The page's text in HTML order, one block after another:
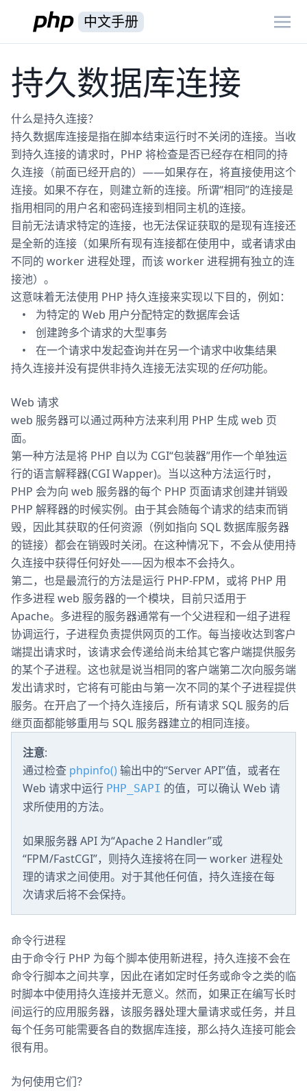
中文手册
持久数据库连接
什么是持久连接？
持久数据库连接是指在脚本结束运行时不关闭的连接。当收
到持久连接的请求时，PHP 将检查是否已经存在相同的持
久连接（前面已经开启的）——如果存在，将直接使用这个
连接。如果不存在，则建立新的连接。所谓“相同”的连接是
指用相同的用户名和密码连接到相同主机的连接。
目前无法请求特定的连接，也无法保证获取的是现有连接还
是全新的连接（如果所有现有连接都在使用中，或者请求由
不同的 worker 进程处理，而该 worker 进程拥有独立的连
接池）。
这意味着无法使用 PHP 持久连接来实现以下目的，例如：
为特定的 Web 用户分配特定的数据库会话
创建跨多个请求的大型事务
在一个请求中发起查询并在另一个请求中收集结果
持久连接并没有提供非持久连接无法实现的任何功能。
Web 请求
web 服务器可以通过两种方法来利用 PHP 生成 web 页
面。
第一种方法是将 PHP 自以为 CGI“包装器”用作一个单独运
行的语言解释器(CGI Wapper)。当以这种方法运行时，
PHP 会为向 web 服务器的每个 PHP 页面请求创建并销毁
PHP 解释器的时候实例。由于其会随每个请求的结束而销
毁，因此其获取的任何资源（例如指向 SQL 数据库服务器
的链接）都会在销毁时关闭。在这种情况下，不会从使用持
久连接中获得任何好处——因为根本不会持久。
第二，也是最流行的方法是运行 PHP-FPM，或将 PHP 用
作多进程 web 服务器的一个模块，目前只适用于
Apache。多进程的服务器通常有一个父进程和一组子进程
协调运行，子进程负责提供网页的工作。每当接收达到客户
端提出请求时，该请求会传递给尚未给其它客户端提供服务
的某个子进程。这也就是说当相同的客户端第二次向服务端
发出请求时，它将有可能由与第一次不同的某个子进程提供
服务。在开启了一个持久连接后，所有请求 SQL 服务的后
继页面都能够重用与 SQL 服务器建立的相同连接。
注意:
通过检查 phpinfo() 输出中的“Server API”值，或者在
Web 请求中运行 PHP_SAPI 的值，可以确认 Web 请
求所使用的方法。
如果服务器 API 为“Apache 2 Handler”或
“FPM/FastCGI”，则持久连接将在同一 worker 进程处
理的请求之间使用。对于其他任何值，持久连接在每
次请求后将不会保持。
命令行进程
由于命令行 PHP 为每个脚本使用新进程，持久连接不会在
命令行脚本之间共享，因此在诸如定时任务或命令之类的临
时脚本中使用持久连接并无意义。然而，如果正在编写长时
间运行的应用服务器，该服务器处理大量请求或任务，并且
每个任务可能需要各自的数据库连接，那么持久连接可能会
很有用。
为何使用它们？